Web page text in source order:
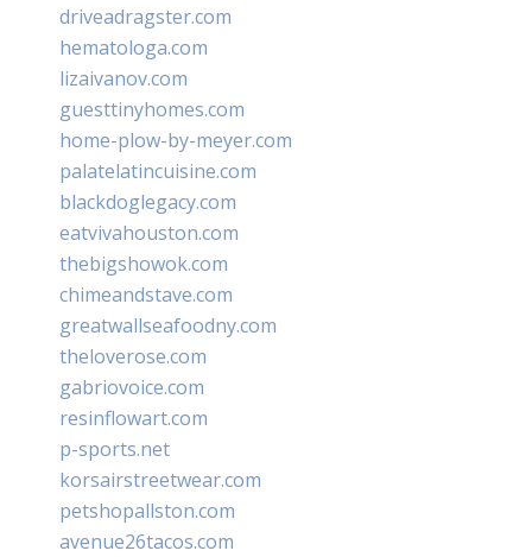
driveadragster.com
hematologa.com
lizaivanov.com
guesttinyhomes.com
home-plow-by-meyer.com
palatelatincuisine.com
blackdoglegacy.com
eatvivahouston.com
thebigshowok.com
chimeandstave.com
greatwallseafoodny.com
theloverose.com
gabriovoice.com
resinflowart.com
p-sports.net
korsairstreetwear.com
petshopallston.com
avenue26tacos.com